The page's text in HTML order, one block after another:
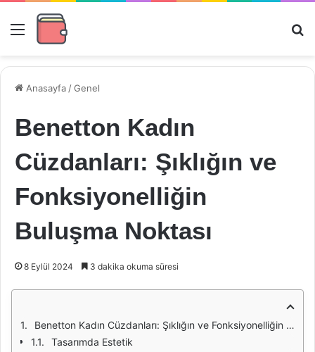
Menü
Anasayfa /Genel
Benetton Kadın
Cüzdanları: Şıklığın ve
Fonksiyonelliğin
Buluşma Noktası
8 Eylül 2024 3 dakika okuma süresi
Benetton Kadın Cüzdanları: Şıklığın ve Fonksiyonelliğin Buluşma Noktası
Tasarımda Estetik